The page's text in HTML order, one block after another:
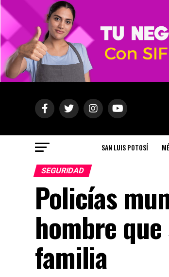
SAN LUIS POTOSÍ
SEGURIDAD
Policías
hombre
familia